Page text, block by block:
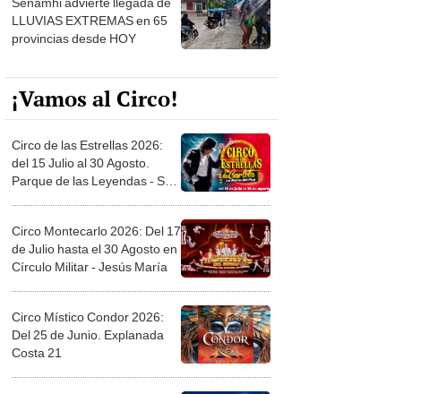
LLUVIAS EXTREMAS en 65
provincias desde HOY
¡Vamos al Circo!
Circo de las Estrellas 2026:
del 15 Julio al 30 Agosto.
Parque de las Leyendas - San
Circo Montecarlo 2026: Del 17
de Julio hasta el 30 Agosto en
Círculo Militar - Jesús María
Circo Místico Condor 2026:
Del 25 de Junio. Explanada
Costa 21